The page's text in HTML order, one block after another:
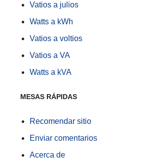
Vatios a julios
Watts a kWh
Vatios a voltios
Vatios a VA
Watts a kVA
MESAS RÁPIDAS
Recomendar sitio
Enviar comentarios
Acerca de